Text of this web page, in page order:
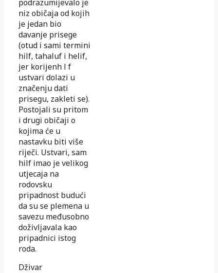
podrazumijevalo je
niz običaja od kojih
je jedan bio
davanje prisege
(otud i sami termini
hilf, tahaluf i helif,
jer korijenh l f
ustvari dolazi u
značenju dati
prisegu, zakleti se).
Postojali su pritom
i drugi običaji o
kojima će u
nastavku biti više
riječi. Ustvari, sam
hilf imao je velikog
utjecaja na
rodovsku
pripadnost budući
da su se plemena u
savezu međusobno
doživljavala kao
pripadnici istog
roda.
Dživar